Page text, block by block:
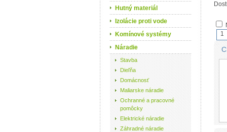
1
Hutný materiál
Izolácie proti vode
Komínové systémy
Náradie
Stavba
Dieľňa
Domácnosť
Maliarske náradie
Ochranné a pracovné
pomôcky
Elektrické náradie
Záhradné náradie